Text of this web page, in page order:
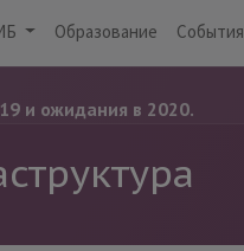
Образование События
и ожидания в 2020.